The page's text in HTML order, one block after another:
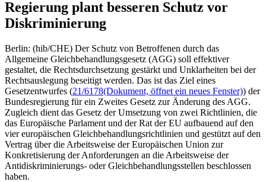
Regierung plant besseren Schutz vor
Diskriminierung
Berlin: (hib/CHE) Der Schutz von Betroffenen durch das
Allgemeine Gleichbehandlungsgesetz (AGG) soll effektiver
gestaltet, die Rechtsdurchsetzung gestärkt und Unklarheiten bei der
Rechtsauslegung beseitigt werden. Das ist das Ziel eines
Gesetzentwurfes (21/6178(Dokument, öffnet ein neues Fenster)) der
Bundesregierung für ein Zweites Gesetz zur Änderung des AGG.
Zugleich dient das Gesetz der Umsetzung von zwei Richtlinien, die
das Europäische Parlament und der Rat der EU aufbauend auf den
vier europäischen Gleichbehandlungsrichtlinien und gestützt auf den
Vertrag über die Arbeitsweise der Europäischen Union zur
Konkretisierung der Anforderungen an die Arbeitsweise der
Antidiskriminierungs- oder Gleichbehandlungsstellen beschlossen
haben.